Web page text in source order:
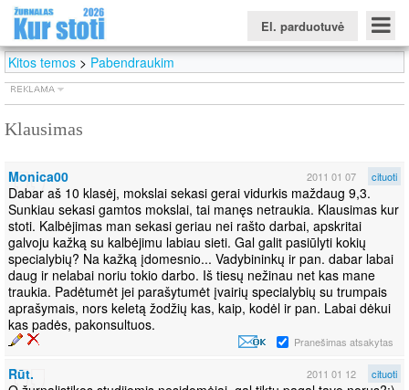
El. parduotuvė
Testai
Universitetų sritis
Kolegijų sritis
Profesinių mokyklų sritis
Kitos temos > Pabendraukim
Klausimas
Monica00 2011 01 07 cituoti
Dabar aš 10 klasėj, mokslai sekasi gerai vidurkis maždaug 9,3.
Sunkiau sekasi gamtos mokslai, tai manęs netraukia. Klausimas kur
stoti. Kalbėjimas man sekasi geriau nei rašto darbai, apskritai
galvoju kažką su kalbėjimu labiau sieti. Gal galit pasiūlyti kokių
specialybių? Na kažką įdomesnio... Vadybininkų ir pan. dabar labai
daug ir nelabai noriu tokio darbo. Iš tiesų nežinau net kas mane
traukia. Padėtumėt jei parašytumėt įvairių specialybių su trumpais
aprašymais, nors keletą žodžių kas, kaip, kodėl ir pan. Labai dėkui
kas padės, pakonsultuos.
Pranešimas atsakytas
Rūt. 2011 01 12 cituoti